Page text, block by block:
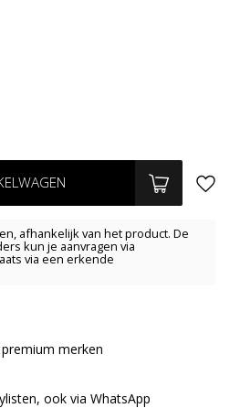
afhankelijk van het product. De
kun je aanvragen via
via een erkende
merken
ook via WhatsApp